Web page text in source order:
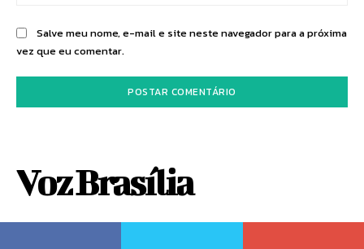
Salve meu nome, e-mail e site neste navegador para a próxima
vez que eu comentar.
Voz Brasília